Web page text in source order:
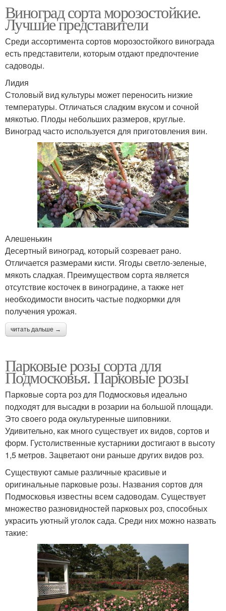
Виноград сорта морозостойкие.
Лучшие представители
Среди ассортимента сортов морозостойкого винограда
есть представители, которым отдают предпочтение
садоводы.
Лидия
Столовый вид культуры может переносить низкие
температуры. Отличаться сладким вкусом и сочной
мякотью. Плоды небольших размеров, круглые.
Виноград часто используется для приготовления вин.
Алешенькин
Десертный виноград, который созревает рано.
Отличается размерами кисти. Ягоды светло-зеленые,
мякоть сладкая. Преимуществом сорта является
отсутствие косточек в виноградине, а также нет
необходимости вносить частые подкормки для
получения урожая.
читать дальше →
Парковые розы сорта для
Подмосковья. Парковые розы
Парковые сорта роз для Подмосковья идеально
подходят для высадки в розарии на большой площади.
Это своего рода окультуренные шиповники.
Удивительно, как много существует их видов, сортов и
форм. Густолиственные кустарники достигают в высоту
1,5 метров. Зацветают они раньше других видов роз.
Существуют самые различные красивые и
оригинальные парковые розы. Названия сортов для
Подмосковья известны всем садоводам. Существует
множество разновидностей парковых роз, способных
украсить уютный уголок сада. Среди них можно назвать
такие: